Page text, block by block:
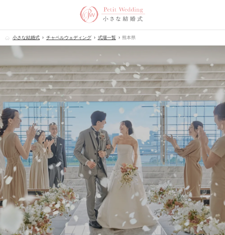
小さな結婚式 チャペルウェディング 式場一覧 熊本県